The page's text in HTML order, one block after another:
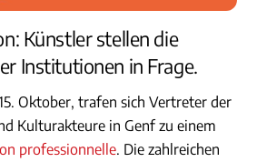
Künstler stellen die
Institutionen in Frage.
Oktober, trafen sich Vertreter der
Kulturakteure in Genf zu einem
professionnelle. Die zahlreichen